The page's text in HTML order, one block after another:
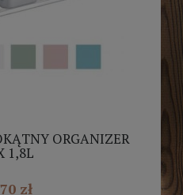
ORGANIZER
1,8L
zł